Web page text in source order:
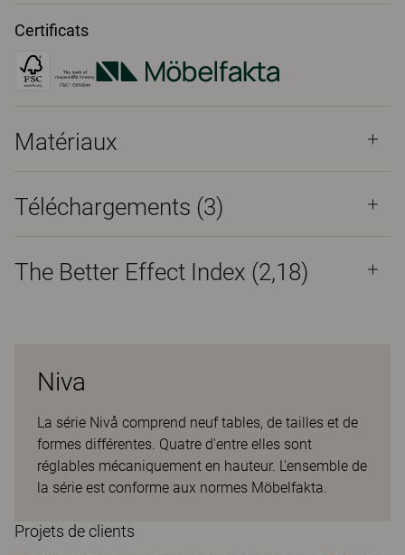
Certificats
Matériaux
Téléchargements (3)
The Better Effect Index (2,18)
Niva
La série Nivå comprend neuf tables, de tailles et de
formes différentes. Quatre d'entre elles sont
réglables mécaniquement en hauteur. L'ensemble de
la série est conforme aux normes Möbelfakta.
Projets de clients